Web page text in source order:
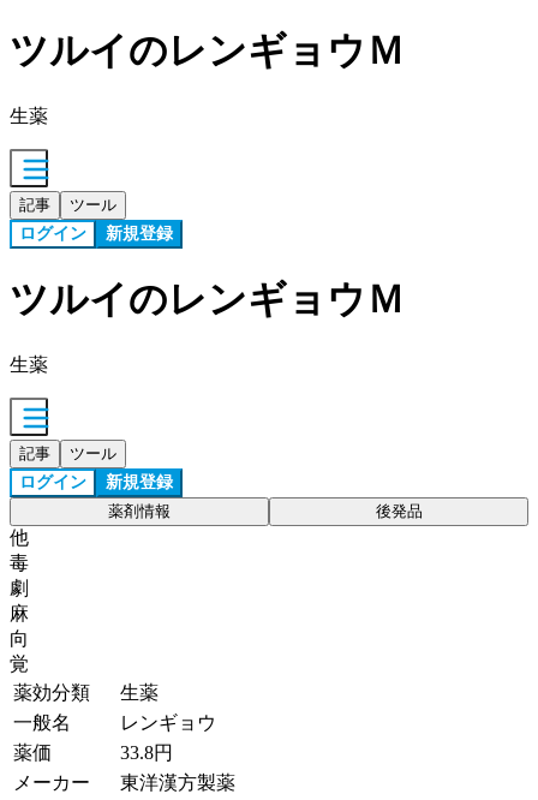
ツルイのレンギョウＭ
生薬
記事 ツール
ログイン 新規登録
ツルイのレンギョウＭ
生薬
記事 ツール
ログイン 新規登録
薬剤情報 後発品
他
毒
劇
麻
向
覚
薬効分類
生薬
一般名
レンギョウ
薬価
33.8円
メーカー
東洋漢方製薬